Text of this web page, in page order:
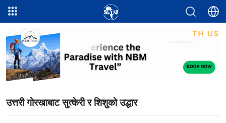
उत्तरी गोरखाबाट सुत्केरी र शिशुको उद्धार